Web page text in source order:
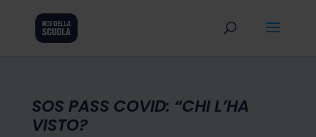
SOS PASS COVID: “CHI L’HA
VISTO?